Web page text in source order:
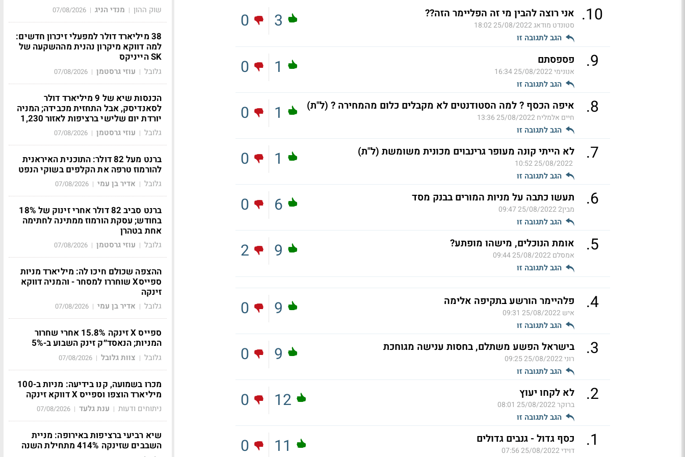
10
. אני רוצה להבין מי זה הפליימר הזה??
סטונדט מודאג25/08/2022 18:02
הגב לתגובה זו
3
0
9
. פספסתם
אנונימי25/08/2022 16:34
הגב לתגובה זו
1
0
8
. איפה הכסף ? למה הסטודנטים לא מקבלים כלום מהמחירה ? (ל"ת)
חיים אלמליח25/08/2022 13:36
הגב לתגובה זו
1
0
7
. לא הייתי קונה מעופר גרינבוים מכונית משומשת (ל"ת)
25/08/2022 10:52
הגב לתגובה זו
1
0
6
. תעשו כתבה על מניות המורים בבנק מסד
מבין2 25/08/2022 09:47
הגב לתגובה זו
6
0
5
. אומת הנוכלים, מישהו מופתע?
אמסלם25/08/2022 09:44
הגב לתגובה זו
9
2
4
. פלהיימר הורשע בתקיפה אלימה
איש25/08/2022 09:31
הגב לתגובה זו
9
0
3
. בישראל הפשע משתלם, בחסות ענישה מגוחכת
רוני25/08/2022 09:25
הגב לתגובה זו
9
0
2
. לא לקחו יעוץ
ברוקר25/08/2022 08:01
הגב לתגובה זו
12
0
1
. כסף גדול - גנבים גדולים
דוידי25/08/2022 07:56
11
0
שוק ההון | מנדי הניג |
07/08/2026
38 מיליארד דולר למפעלי זיכרון חדשים:
למה דווקא מיקרון נהנית מההשקעה של
SK הייניקס
גלובל | עוזי גרסטמן |
07/08/2026
הכנסות שיא של 9 מיליארד דולר
לסאנדיסק, אבל התחזית מכבידה; המניה
יורדת יום שלישי ברציפות לאזור 1,230
גלובל | עוזי גרסטמן |
07/08/2026
ברנט מעל 82 דולר: התוכנית האיראנית
להורמוז טרפה את הקלפים בשוקי הנפט
גלובל | אדיר בן עמי |
07/08/2026
ברנט סביב 82 דולר אחרי זינוק של 18%
בחודש; עסקת הורמוז ממתינה לחתימה
אחת בטהרן
גלובל | עוזי גרסטמן |
07/08/2026
ההצפה שכולם חיכו לה: מיליארד מניות
ספייסX שוחררו למסחר - והמניה דווקא
זינקה
גלובל | אדיר בן עמי |
07/08/2026
ספייס X זינקה 15.8% אחרי שחרור
המניות; הנאסד״ק זינק השבוע ב-5%
גלובל | צוות גלובל |
07/08/2026
מכרו בשמועה, קנו בידיעה: מניות ב-100
מיליארד הוצפו וספייס X דווקא זינקה
ניתוחים ודעות | ענת גלעד |
07/08/2026
שיא רביעי ברציפות באירופה: מניית
השבבים שזינקה 414% מתחילת השנה